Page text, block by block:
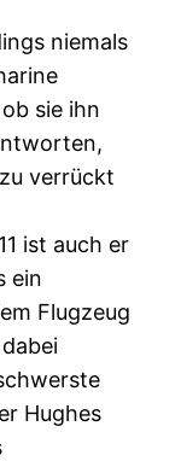
niemals
sie ihn
verrückt
ist auch er
ein
Flugzeug
Hughes